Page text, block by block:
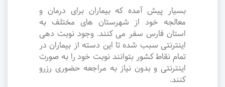
بسیار پیش آمده که بیماران برای درمان و
معالجه خود از شهرستان های مختلف به
استان فارس سفر می کنند. وجود نوبت دهی
اینترنتی سبب شده تا این دسته از بیماران در
تمام نقاط کشور بتوانند نوبت خود را به صورت
اینترنتی و بدون نیاز به مراجعه حضوری رزرو
کنند.